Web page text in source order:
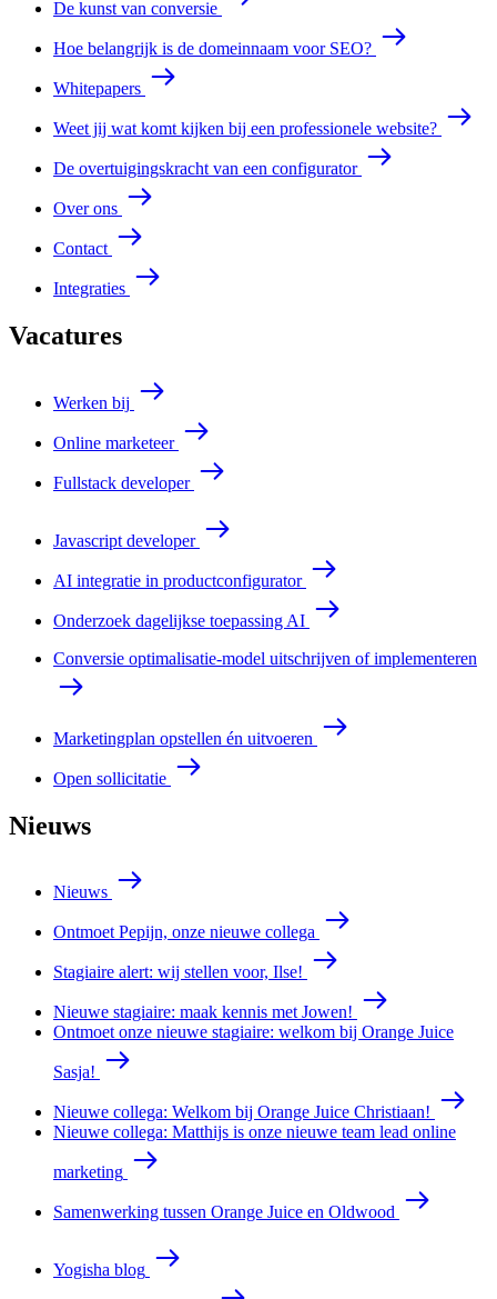
De kunst van conversie
Hoe belangrijk is de domeinnaam voor SEO?
Whitepapers
Weet jij wat komt kijken bij een professionele website?
De overtuigingskracht van een configurator
Over ons
Contact
Integraties
Vacatures
Werken bij
Online marketeer
Fullstack developer
Javascript developer
AI integratie in productconfigurator
Onderzoek dagelijkse toepassing AI
Conversie optimalisatie-model uitschrijven of implementeren
Marketingplan opstellen én uitvoeren
Open sollicitatie
Nieuws
Nieuws
Ontmoet Pepijn, onze nieuwe collega
Stagiaire alert: wij stellen voor, Ilse!
Nieuwe stagiaire: maak kennis met Jowen!
Ontmoet onze nieuwe stagiaire: welkom bij Orange Juice
Sasja!
Nieuwe collega: Welkom bij Orange Juice Christiaan!
Nieuwe collega: Matthijs is onze nieuwe team lead online
marketing
Samenwerking tussen Orange Juice en Oldwood
Yogisha blog